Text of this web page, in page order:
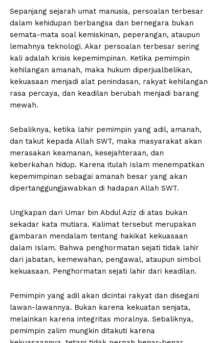
Sepanjang sejarah umat manusia, persoalan terbesar
dalam kehidupan berbangsa dan bernegara bukan
semata-mata soal kemiskinan, peperangan, ataupun
lemahnya teknologi. Akar persoalan terbesar sering
kali adalah krisis kepemimpinan. Ketika pemimpin
kehilangan amanah, maka hukum diperjualbelikan,
kekuasaan menjadi alat penindasan, rakyat kehilangan
rasa percaya, dan keadilan berubah menjadi barang
mewah.
Sebaliknya, ketika lahir pemimpin yang adil, amanah,
dan takut kepada Allah SWT, maka masyarakat akan
merasakan keamanan, kesejahteraan, dan
keberkahan hidup. Karena itulah Islam menempatkan
kepemimpinan sebagai amanah besar yang akan
dipertanggungjawabkan di hadapan Allah SWT.
Ungkapan dari Umar bin Abdul Aziz di atas bukan
sekadar kata mutiara. Kalimat tersebut merupakan
gambaran mendalam tentang hakikat kekuasaan
dalam Islam. Bahwa penghormatan sejati tidak lahir
dari jabatan, kemewahan, pengawal, ataupun simbol
kekuasaan. Penghormatan sejati lahir dari keadilan.
Pemimpin yang adil akan dicintai rakyat dan disegani
lawan-lawannya. Bukan karena kekuatan senjata,
melainkan karena integritas moralnya. Sebaliknya,
pemimpin zalim mungkin ditakuti karena